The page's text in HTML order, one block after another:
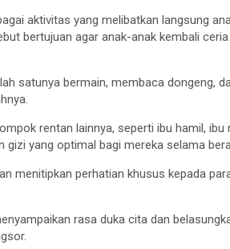
aktivitas yang melibatkan langsung
bertujuan agar anak-anak kembali
satunya bermain, membaca dongeng,
rentan lainnya, seperti ibu hamil, ibu
yang optimal bagi mereka selama
menitipkan perhatian khusus kepada
rasa duka cita dan